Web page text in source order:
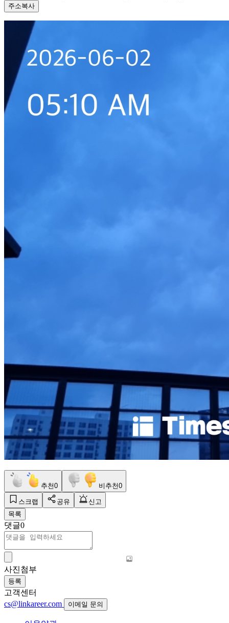
주소복사
추천0 비추천0
스크랩 공유
신고
목록
댓글0
사진첨부
등록
고객센터
cs@linkareer.com
이메일 문의